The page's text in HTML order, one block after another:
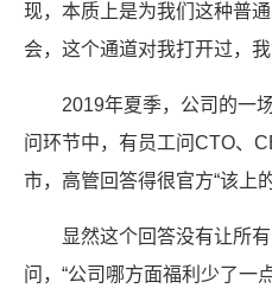
现，本质上是为我们这种普
会，这个通道对我打开过，
2019年夏季，公司的一
问环节中，有员工问CTO、
市，高管回答得很官方“该上
显然这个回答没有让所
问，“公司哪方面福利少了一